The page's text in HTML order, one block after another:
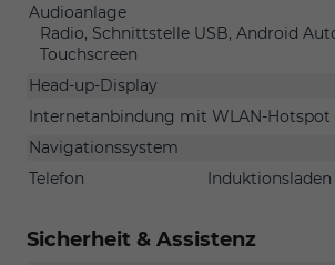
Audioanlage
Radio, Schnittstelle USB, Android
Touchscreen
Head-up-Display
Internetanbindung mit WLAN-Hotspot
Navigationssystem
Telefon
Sicherheit & Assistenz